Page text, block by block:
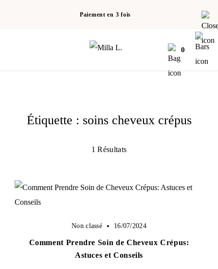
Paiement en 3 fois
0
Étiquette : soins cheveux crépus
1 Résultats
Non classé 16/07/2024
Comment Prendre Soin de Cheveux Crépus:
Astuces et Conseils